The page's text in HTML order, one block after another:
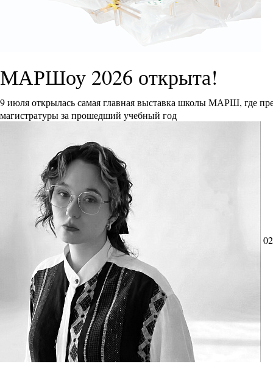
МАРШоу 2026 открыта!
9 июля открылась самая главная выставка школы МАРШ, где
магистратуры за прошедший учебный год